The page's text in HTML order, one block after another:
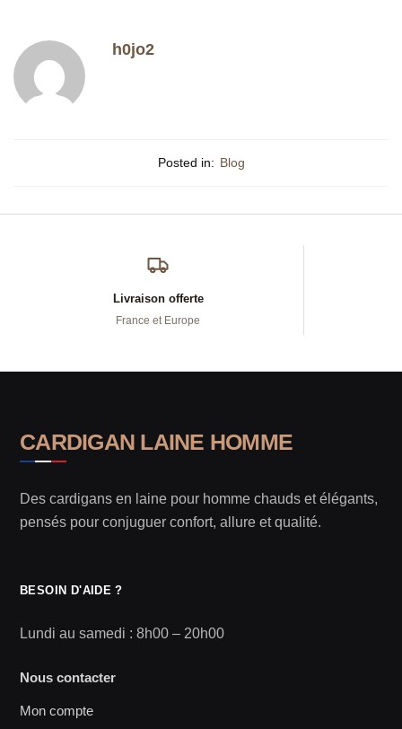
h0jo2
Posted in: Blog
Livraison offerte
France et Europe
CARDIGAN LAINE HOMME
Des cardigans en laine pour homme chauds et élégants,
pensés pour conjuguer confort, allure et qualité.
BESOIN D'AIDE ?
Lundi au samedi : 8h00 – 20h00
Nous contacter
Mon compte